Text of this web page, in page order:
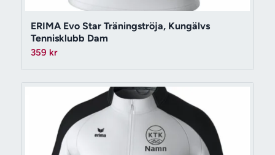
ERIMA Evo Star Träningströja, Kungälvs
Tennisklubb Dam
359 kr